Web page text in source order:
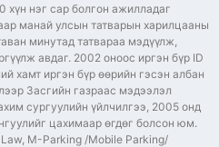
хүн нэг сар болгон ажилладаг
манай улсын татварын харилцааны
минутад татвараа мэдүүлж,
авдаг. 2002 оноос иргэн бүр ID
хамт иргэн бүр өөрийн гэсэн албан
Засгийн газраас мэдээлэл
сургуулийн үйлчилгээ, 2005 онд
цахимаар өгдөг болсон юм.
M-Parking /Mobile Parking/